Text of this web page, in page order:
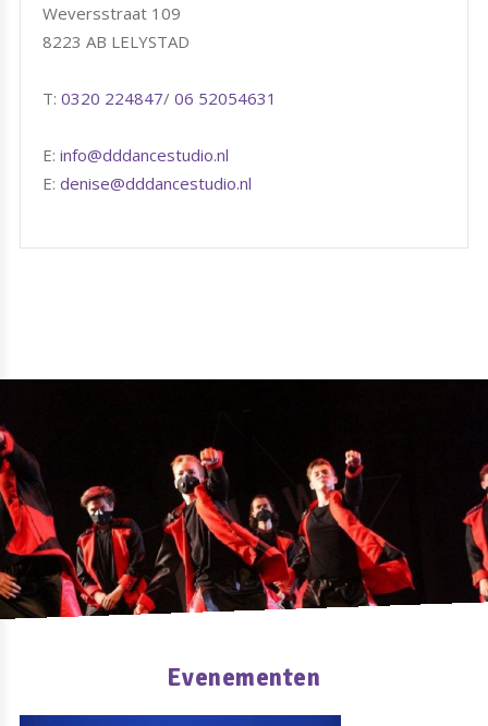
Weversstraat 109
8223 AB LELYSTAD
T: 0320 224847/ 06 52054631
E: info@dddancestudio.nl
E: denise@dddancestudio.nl
Evenementen